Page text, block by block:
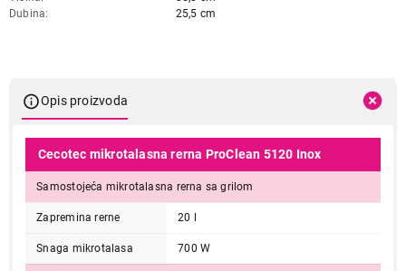
Dubina
25,5 cm
Opis proizvoda
Cecotec mikrotalasna rerna ProClean 5120 Inox
Samostojeća mikrotalasna rerna sa grilom
Zapremina rerne 20 l
Snaga mikrotalasa 700 W